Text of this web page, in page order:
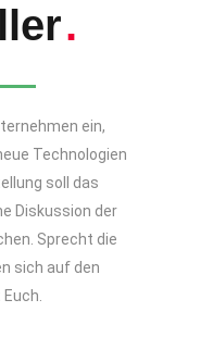
.
ein,
Technologien
soll das
Diskussion der
Sprecht die
sich auf den